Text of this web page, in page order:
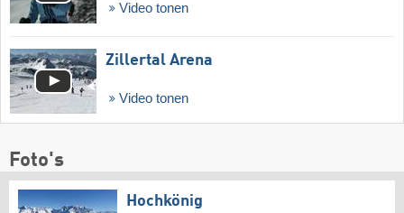
Video tonen
Zillertal Arena
Video tonen
Foto's
Hochkönig